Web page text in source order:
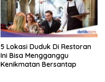
5 Lokasi Duduk Di Restoran
Ini Bisa Mengganggu
Kenikmatan Bersantap